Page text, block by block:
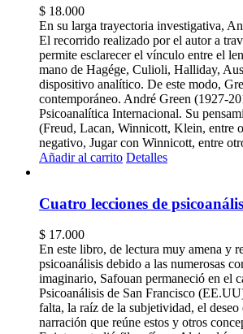
$ 18.000
En su larga trayectoria investigativa,
El recorrido realizado por el autor a
permite esclarecer el vínculo entre el
mano de Hagége, Culioli, Halliday,
dispositivo analítico. De este modo,
contemporáneo. André Green (1927-
Psicoanalítica Internacional. Su
(Freud, Lacan, Winnicott, Klein, entre
negativo, Jugar con Winnicott, entre
Añadir al carrito Detalles
Cuatro lecciones de
$ 17.000
En este libro, de lectura muy amena y
psicoanálisis debido a las numerosas
imaginario, Safouan permaneció en el
Psicoanálisis de San Francisco
falta, la raíz de la subjetividad, el
narración que reúne estos y otros